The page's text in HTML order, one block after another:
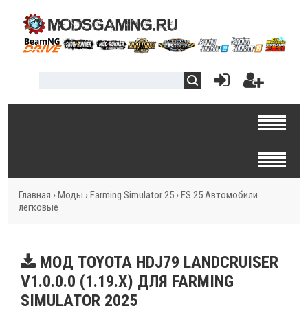
Главная › Моды › Farming Simulator 25 › FS 25 Автомобили
легковые
МОД TOYOTA HDJ79 LANDCRUISER
V1.0.0.0 (1.19.X) ДЛЯ FARMING
SIMULATOR 2025